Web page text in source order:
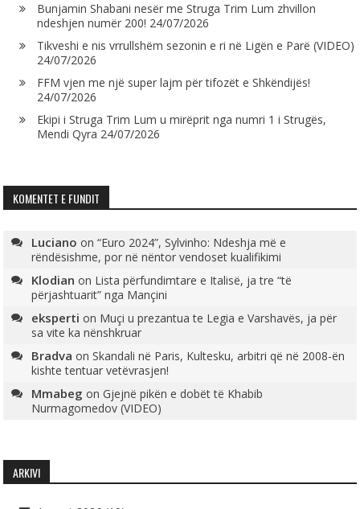
Bunjamin Shabani nesër me Struga Trim Lum zhvillon
ndeshjen numër 200! 24/07/2026
Tikveshi e nis vrrullshëm sezonin e ri në Ligën e Parë (VIDEO)
24/07/2026
FFM vjen me një super lajm për tifozët e Shkëndijës!
24/07/2026
Ekipi i Struga Trim Lum u mirëprit nga numri 1 i Strugës,
Mendi Qyra 24/07/2026
KOMENTET E FUNDIT
Luciano on“Euro 2024”, Sylvinho: Ndeshja më e
rëndësishme, por në nëntor vendoset kualifikimi
Klodian on Lista përfundimtare e Italisë, ja tre “të
përjashtuarit” nga Mançini
eksperti on Muçi u prezantua te Legia e Varshavës, ja për
sa vite ka nënshkruar
Bradva onSkandali në Paris, Kultesku, arbitri që në 2008-ën
kishte tentuar vetëvrasjen!
Mmabeg onGjejnë pikën e dobët të Khabib
Nurmagomedov (VIDEO)
ARKIVI